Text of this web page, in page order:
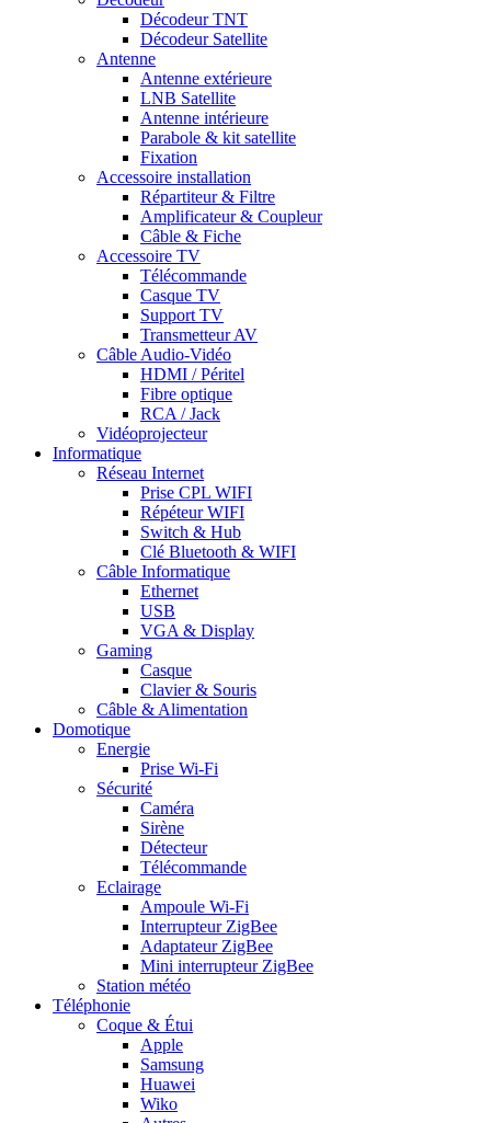
Décodeur TNT
Décodeur Satellite
Antenne
Antenne extérieure
LNB Satellite
Antenne intérieure
Parabole & kit satellite
Fixation
Accessoire installation
Répartiteur & Filtre
Amplificateur & Coupleur
Câble & Fiche
Accessoire TV
Télécommande
Casque TV
Support TV
Transmetteur AV
Câble Audio-Vidéo
HDMI / Péritel
Fibre optique
RCA / Jack
Vidéoprojecteur
Informatique
Réseau Internet
Prise CPL WIFI
Répéteur WIFI
Switch & Hub
Clé Bluetooth & WIFI
Câble Informatique
Ethernet
USB
VGA & Display
Gaming
Casque
Clavier & Souris
Câble & Alimentation
Domotique
Energie
Prise Wi-Fi
Sécurité
Caméra
Sirène
Détecteur
Télécommande
Eclairage
Ampoule Wi-Fi
Interrupteur ZigBee
Adaptateur ZigBee
Mini interrupteur ZigBee
Station météo
Téléphonie
Coque & Étui
Apple
Samsung
Huawei
Wiko